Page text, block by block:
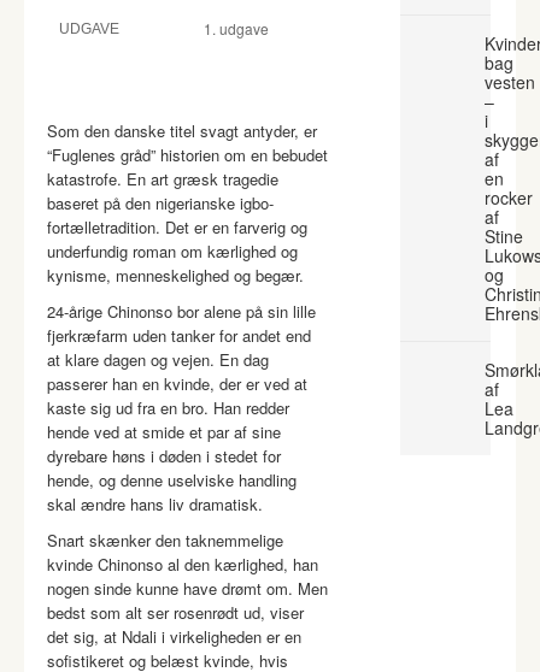
UDGAVE 1. udgave
Som den danske titel svagt antyder, er
“Fuglenes gråd” historien om en bebudet
katastrofe. En art græsk tragedie
baseret på den nigerianske igbo-
fortælletradition. Det er en farverig og
underfundig roman om kærlighed og
kynisme, menneskelighed og begær.
24-årige Chinonso bor alene på sin lille
fjerkræfarm uden tanker for andet end
at klare dagen og vejen. En dag
passerer han en kvinde, der er ved at
kaste sig ud fra en bro. Han redder
hende ved at smide et par af sine
dyrebare høns i døden i stedet for
hende, og denne uselviske handling
skal ændre hans liv dramatisk.
Snart skænker den taknemmelige
kvinde Chinonso al den kærlighed, han
nogen sinde kunne have drømt om. Men
bedst som alt ser rosenrødt ud, viser
det sig, at Ndali i virkeligheden er en
sofistikeret og belæst kvinde, hvis
bag
vesten
–
i
af
en
rocker
af
Stine
og
af
Lea